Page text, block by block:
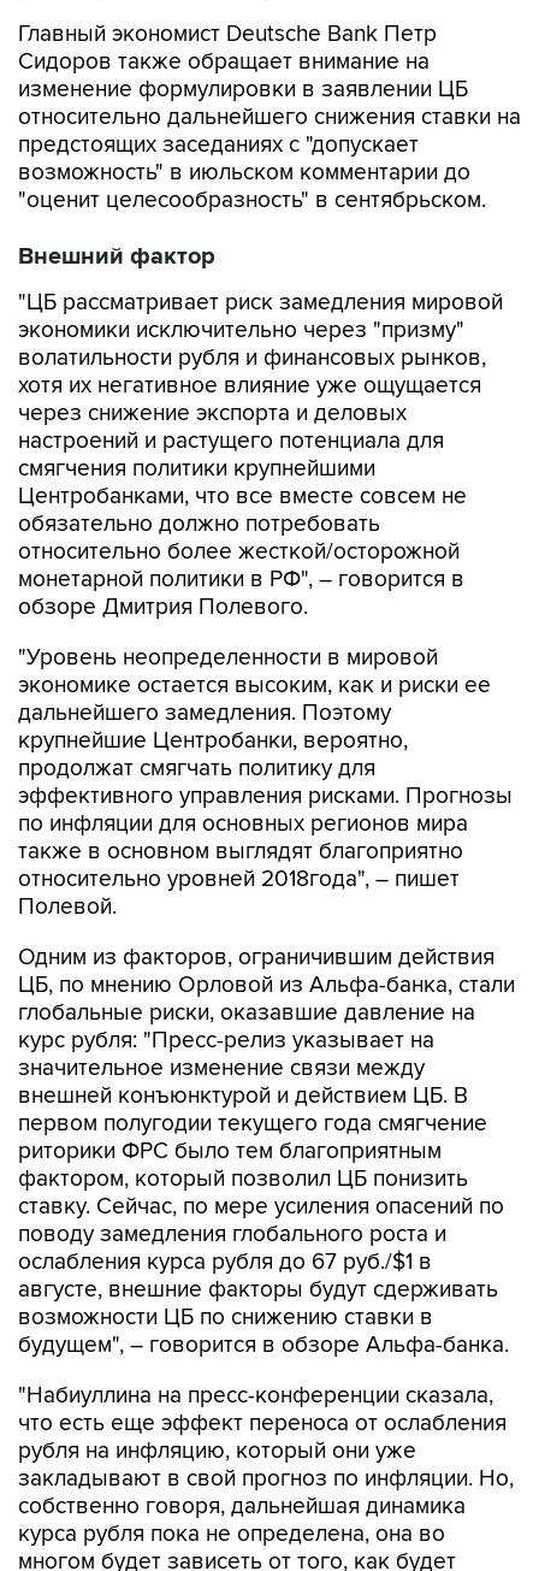
Главный экономист Deutsche Bank Петр
Сидоров также обращает внимание на
изменение формулировки в заявлении ЦБ
относительно дальнейшего снижения ставки на
предстоящих заседаниях с "допускает
возможность" в июльском комментарии до
"оценит целесообразность" в сентябрьском.
Внешний фактор
"ЦБ рассматривает риск замедления мировой
экономики исключительно через "призму"
волатильности рубля и финансовых рынков,
хотя их негативное влияние уже ощущается
через снижение экспорта и деловых
настроений и растущего потенциала для
смягчения политики крупнейшими
Центробанками, что все вместе совсем не
обязательно должно потребовать
относительно более жесткой/осторожной
монетарной политики в РФ", – говорится в
обзоре Дмитрия Полевого.
"Уровень неопределенности в мировой
экономике остается высоким, как и риски ее
дальнейшего замедления. Поэтому
крупнейшие Центробанки, вероятно,
продолжат смягчать политику для
эффективного управления рисками. Прогнозы
по инфляции для основных регионов мира
также в основном выглядят благоприятно
относительно уровней 2018года", – пишет
Полевой.
Одним из факторов, ограничившим действия
ЦБ, по мнению Орловой из Альфа-банка, стали
глобальные риски, оказавшие давление на
курс рубля: "Пресс-релиз указывает на
значительное изменение связи между
внешней конъюнктурой и действием ЦБ. В
первом полугодии текущего года смягчение
риторики ФРС было тем благоприятным
фактором, который позволил ЦБ понизить
ставку. Сейчас, по мере усиления опасений по
поводу замедления глобального роста и
ослабления курса рубля до 67 руб./$1 в
августе, внешние факторы будут сдерживать
возможности ЦБ по снижению ставки в
будущем", – говорится в обзоре Альфа-банка.
"Набиуллина на пресс-конференции сказала,
что есть еще эффект переноса от ослабления
рубля на инфляцию, который они уже
закладывают в свой прогноз по инфляции. Но,
собственно говоря, дальнейшая динамика
курса рубля пока не определена, она во
многом будет зависеть от того, как будет